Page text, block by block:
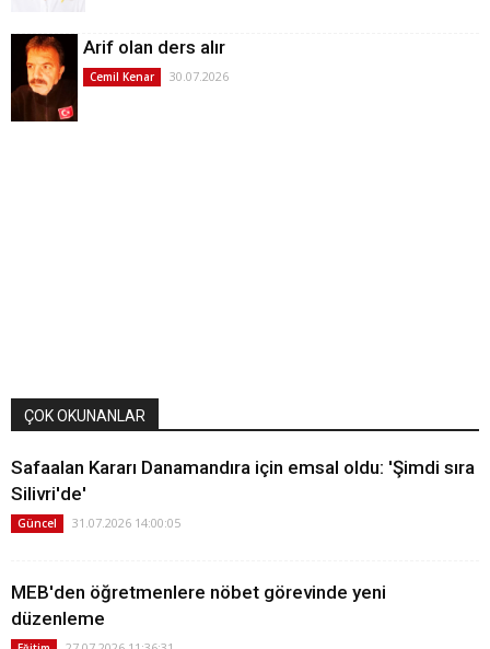
Arif olan ders alır
Cemil Kenar 30.07.2026
ÇOK OKUNANLAR
Safaalan Kararı Danamandıra için emsal oldu: 'Şimdi sıra
Silivri'de'
Güncel 31.07.2026 14:00:05
MEB'den öğretmenlere nöbet görevinde yeni
düzenleme